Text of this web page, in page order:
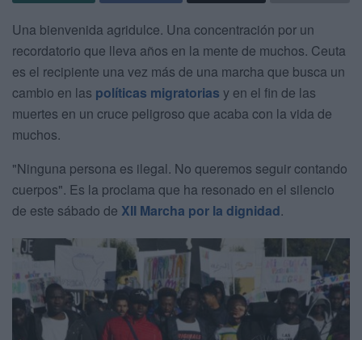
Una bienvenida agridulce. Una concentración por un
recordatorio que lleva años en la mente de muchos. Ceuta
es el recipiente una vez más de una marcha que busca un
cambio en las políticas migratorias y en el fin de las
muertes en un cruce peligroso que acaba con la vida de
muchos.
"Ninguna persona es ilegal. No queremos seguir contando
cuerpos". Es la proclama que ha resonado en el silencio
de este sábado de XII Marcha por la dignidad.